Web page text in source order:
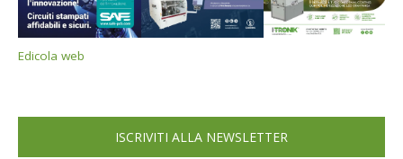
Edicola web
ISCRIVITI ALLA NEWSLETTER